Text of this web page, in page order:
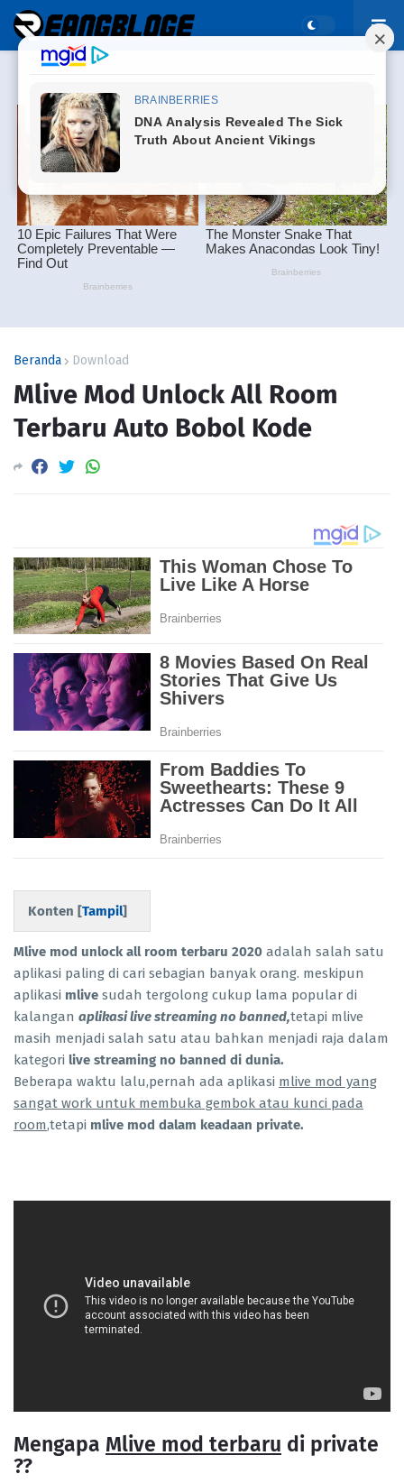
Beranda Download
Mlive Mod Unlock All Room
Terbaru Auto Bobol Kode
Konten [Tampil]
Mlive mod unlock all room terbaru 2020 adalah salah satu
aplikasi paling di cari sebagian banyak orang. meskipun
aplikasi mlive sudah tergolong cukup lama popular di
kalangan aplikasi live streaming no banned,tetapi mlive
masih menjadi salah satu atau bahkan menjadi raja dalam
kategori live streaming no banned di dunia.
Beberapa waktu lalu,pernah ada aplikasi mlive mod yang
sangat work untuk membuka gembok atau kunci pada
room,tetapi mlive mod dalam keadaan private.
Mengapa Mlive mod terbaru di private
??